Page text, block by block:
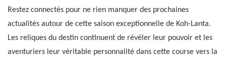
Restez connectés pour ne rien manquer des prochaines
actualités autour de cette saison exceptionnelle de Koh-Lanta.
Les reliques du destin continuent de révéler leur pouvoir et les
aventuriers leur véritable personnalité dans cette course vers la